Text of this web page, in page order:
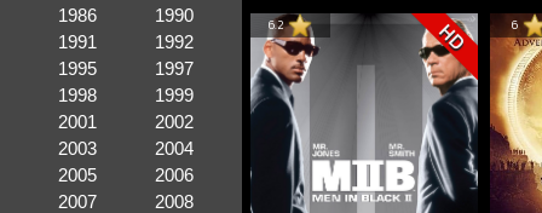
1986
1990
1991
1992
1995
1997
1998
1999
2001
2002
2003
2004
2005
2006
2007
2008
6.2 HD 6